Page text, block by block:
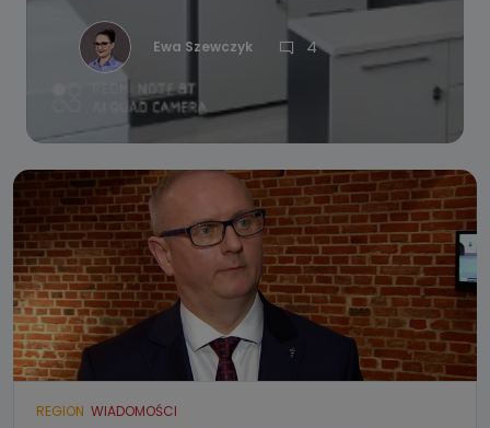
Ewa Szewczyk 4
REGION WIADOMOŚCI